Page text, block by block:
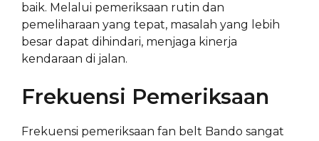
baik. Melalui pemeriksaan rutin dan
pemeliharaan yang tepat, masalah yang lebih
besar dapat dihindari, menjaga kinerja
kendaraan di jalan.
Frekuensi Pemeriksaan
Frekuensi pemeriksaan fan belt Bando sangat